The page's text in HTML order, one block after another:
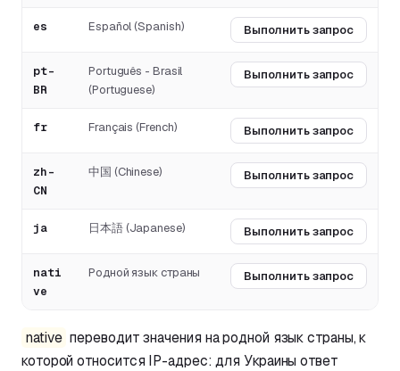
es Español (Spanish) Выполнить запрос
pt-
BR
Português - Brasil
(Portuguese)
Выполнить запрос
fr Français (French) Выполнить запрос
zh-
CN
中国 (Chinese) Выполнить запрос
ja 日本語 (Japanese) Выполнить запрос
nati
ve
Родной язык страны Выполнить запрос
native переводит значения на родной язык страны, к
которой относится IP-адрес: для Украины ответ